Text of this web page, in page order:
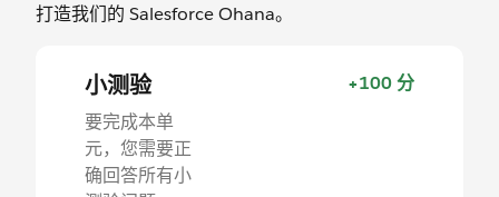
打造我们的 Salesforce Ohana。